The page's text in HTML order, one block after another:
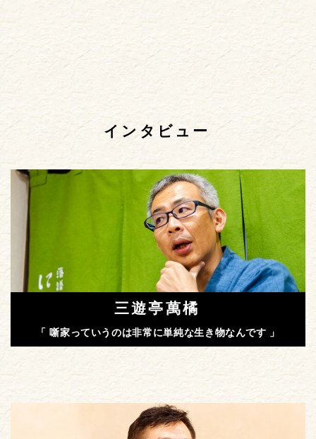
インタビュー
三遊亭萬橘
「 噺家っていうのは非常に単純な生き物なんです 」